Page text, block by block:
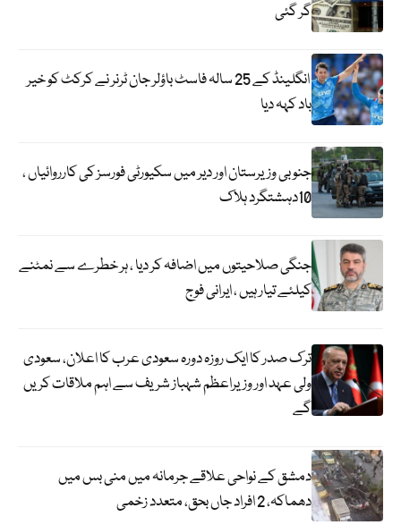
گر گئی
انگلینڈ کے 25 سالہ فاسٹ باؤلر جان ٹرنر نے کرکٹ کو خیر
باد کہہ دیا
جنوبی وزیرستان اور دیر میں سکیورٹی فورسز کی کارروائیاں ،
10دہشتگرد ہلاک
جنگی صلاحیتوں میں اضافہ کر دیا ، ہر خطرے سے نمٹنے
کیلئے تیار ہیں ، ایرانی فوج
ترک صدر کا ایک روزہ دورہ سعودی عرب کا اعلان، سعودی
ولی عہد اور وزیراعظم شہباز شریف سے اہم ملاقات کریں
گے
دمشق کے نواحی علاقے جرمانہ میں منی بس میں
دھماکہ، 2 افراد جاں بحق، متعدد زخمی